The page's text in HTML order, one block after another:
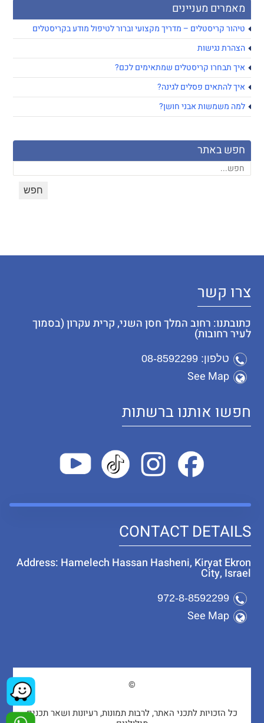
מאמרים מעניינים
טיהור קריסטלים – מדריך מקצועי וברור לטיפול מודע בקריסטלים
הצהרת נגישות
איך תבחרו קריסטלים שמתאימים לכם?
איך להתאים פסלים לגינה?
למה משמשות אבני חושן?
חפש באתר
צרו קשר
כתובתנו: רחוב המלך חסן השני, קרית עקרון (בסמוך
לעיר רחובות)
טלפון: 08-8592299
See Map
חפשו אותנו ברשתות
CONTACT DETAILS
Address: Hamelech Hassan Hasheni, Kiryat Ekron
City, Israel
972-8-8592299
See Map
©
כל הזכויות לתכני האתר, לרבות תמונות, רעיונות ושאר תכנים